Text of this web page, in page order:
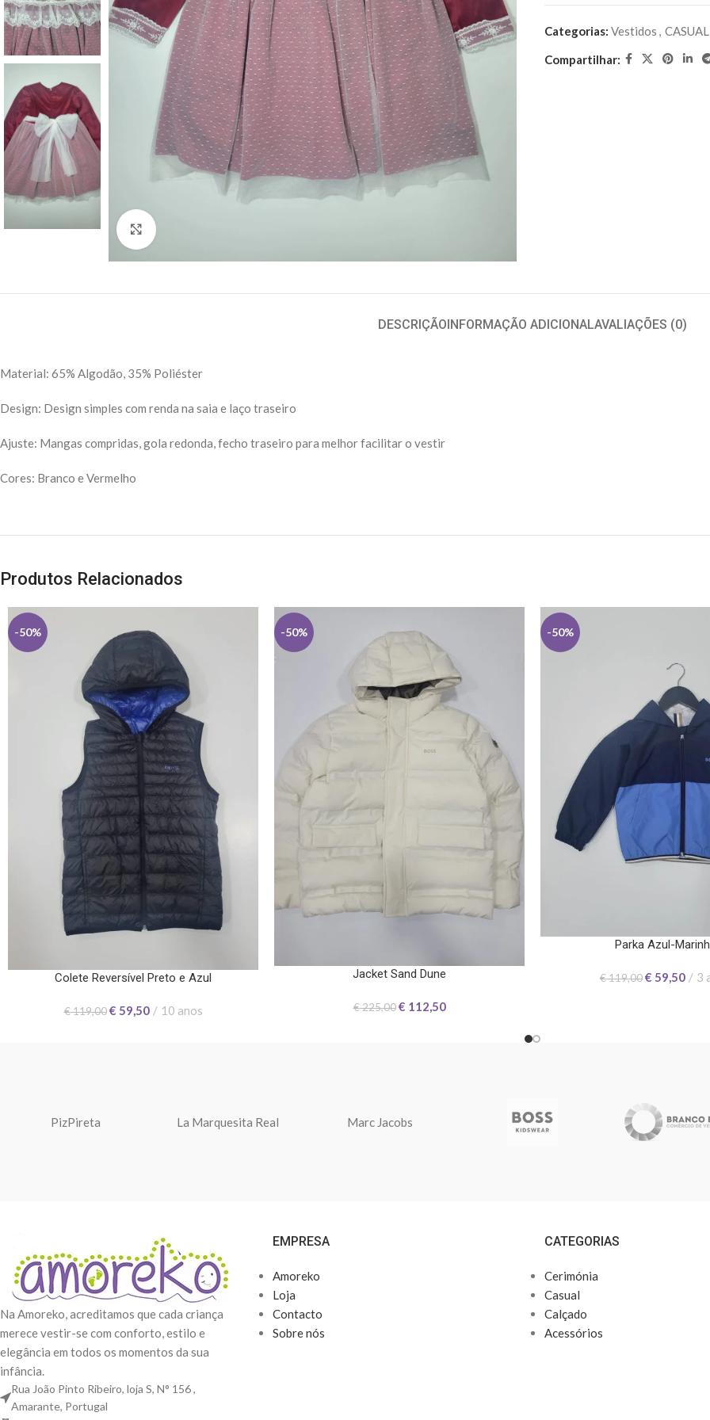
Categorias: Vestidos , CASUAL
Compartilhar:
DESCRIÇÃOINFORMAÇÃO ADICIONALAVALIAÇÕES (0)
Material: 65% Algodão, 35% Poliéster
Design: Design simples com renda na saia e laço traseiro
Ajuste: Mangas compridas, gola redonda, fecho traseiro para melhor facilitar o vestir
Cores: Branco e Vermelho
Produtos Relacionados
-50%
Colete Reversível Preto e Azul
€119,00 € 59,50 10 anos
-50%
Jacket Sand Dune
€225,00 € 112,50
-50%
Parka Azul-
€119,00€ 59,50 3
PizPireta La Marquesita Real Marc Jacobs
Na Amoreko, acreditamos que cada criança
merece vestir-se com conforto, estilo e
elegância em todos os momentos da sua
infância.
Rua João Pinto Ribeiro, loja S, N° 156 ,
Amarante, Portugal
EMPRESA
Amoreko
Loja
Contacto
Sobre nós
CATEGORIAS
Cerimónia
Casual
Calçado
Acessórios